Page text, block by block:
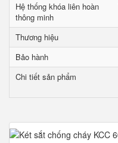
Hệ thống khóa liên hoàn
thông minh
Thương hiệu
Bảo hành
Chi tiết sản phẩm